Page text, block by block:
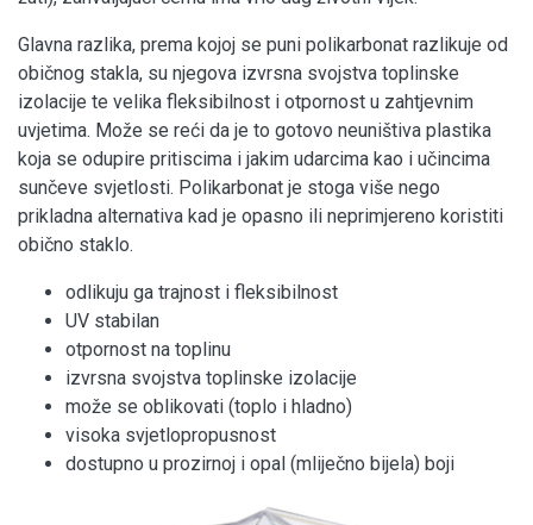
Glavna razlika, prema kojoj se puni polikarbonat razlikuje od
običnog stakla, su njegova izvrsna svojstva toplinske
izolacije te velika fleksibilnost i otpornost u zahtjevnim
uvjetima. Može se reći da je to gotovo neuništiva plastika
koja se odupire pritiscima i jakim udarcima kao i učincima
sunčeve svjetlosti. Polikarbonat je stoga više nego
prikladna alternativa kad je opasno ili neprimjereno koristiti
obično staklo.
odlikuju ga trajnost i fleksibilnost
UV stabilan
otpornost na toplinu
izvrsna svojstva toplinske izolacije
može se oblikovati (toplo i hladno)
visoka svjetlopropusnost
dostupno u prozirnoj i opal (mliječno bijela) boji